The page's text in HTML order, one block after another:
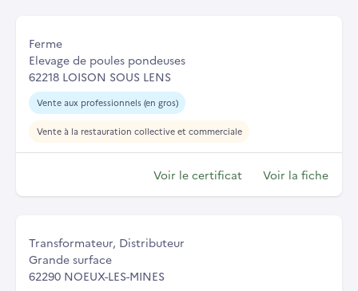
Ferme
Elevage de poules pondeuses
62218 LOISON SOUS LENS
Vente aux professionnels (en gros)
Vente à la restauration collective et commerciale
Voir le certificat Voir la fiche
Transformateur, Distributeur
Grande surface
62290 NOEUX-LES-MINES